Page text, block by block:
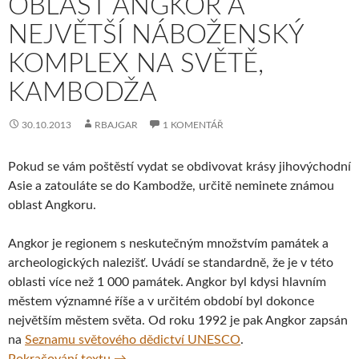
OBLAST ANGKOR A
NEJVĚTŠÍ NÁBOŽENSKÝ
KOMPLEX NA SVĚTĚ,
KAMBODŽA
30.10.2013 RBAJGAR 1 KOMENTÁŘ
Pokud se vám poštěstí vydat se obdivovat krásy jihovýchodní
Asie a zatouláte se do Kambodže, určitě neminete známou
oblast Angkoru.
Angkor je regionem s neskutečným množstvím památek a
archeologických nalezišť. Uvádí se standardně, že je v této
oblasti více než 1 000 památek. Angkor byl kdysi hlavním
městem významné říše a v určitém období byl dokonce
největším městem světa. Od roku 1992 je pak Angkor zapsán
na Seznamu světového dědictví UNESCO.